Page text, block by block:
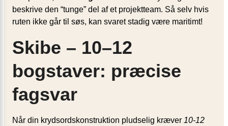
beskrive den “tunge” del af et projektteam. Så selv hvis
ruten ikke går til søs, kan svaret stadig være maritimt!
Skibe – 10–12
bogstaver: præcise
fagsvar
Når din krydsordskonstruktion pludselig kræver 10-12